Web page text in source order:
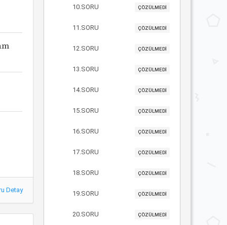
Detay
10.SORU ÇÖZÜLMEDİ
11.SORU ÇÖZÜLMEDİ
12.SORU ÇÖZÜLMEDİ
13.SORU ÇÖZÜLMEDİ
14.SORU ÇÖZÜLMEDİ
15.SORU ÇÖZÜLMEDİ
16.SORU ÇÖZÜLMEDİ
17.SORU ÇÖZÜLMEDİ
18.SORU ÇÖZÜLMEDİ
19.SORU ÇÖZÜLMEDİ
20.SORU ÇÖZÜLMEDİ